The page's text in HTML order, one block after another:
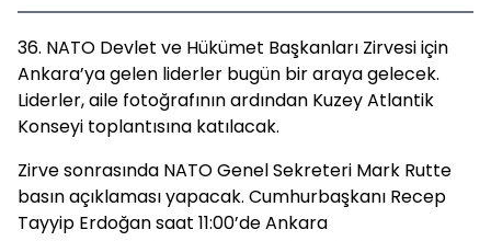
36.⁠ ⁠NATO Devlet ve Hükümet Başkanları Zirvesi için
Ankara’ya gelen liderler bugün bir araya gelecek.
Liderler, aile fotoğrafının ardından Kuzey Atlantik
Konseyi toplantısına katılacak.
Zirve sonrasında NATO Genel Sekreteri Mark Rutte
basın açıklaması yapacak. Cumhurbaşkanı Recep
Tayyip Erdoğan saat 11:00’de Ankara